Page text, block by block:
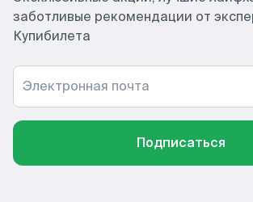
заботливые рекомендации от
Купибилета
Электронная почта
Подписаться